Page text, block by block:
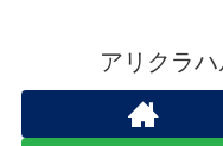
アリクラ